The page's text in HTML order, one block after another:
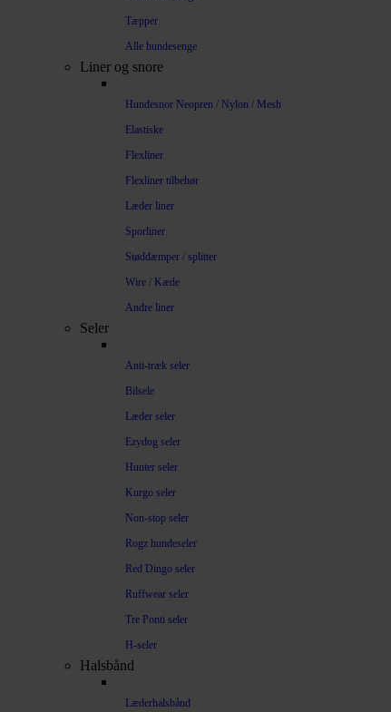
Tæpper
Alle hundesenge
Liner og snore
Hundesnor Neopren / Nylon / Mesh
Elastiske
Flexliner
Flexliner tilbehør
Læder liner
Sporliner
Støddæmper / splitter
Wire / Kæde
Andre liner
Seler
Anti-træk seler
Bilsele
Læder seler
Ezydog seler
Hunter seler
Kurgo seler
Non-stop seler
Rogz hundeseler
Red Dingo seler
Ruffwear seler
Tre Ponti seler
H-seler
Halsbånd
Læderhalsbånd